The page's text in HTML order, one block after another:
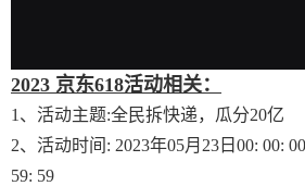
2023 京东618活动相关：
1、活动主题:全民拆快递，瓜分20亿
2、活动时间: 2023年05月23日00: 00:
59: 59